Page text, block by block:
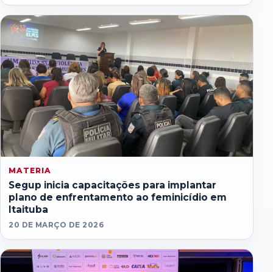
MATERIA
Segup inicia capacitações para implantar
plano de enfrentamento ao feminicídio em
Itaituba
20 DE MARÇO DE 2026